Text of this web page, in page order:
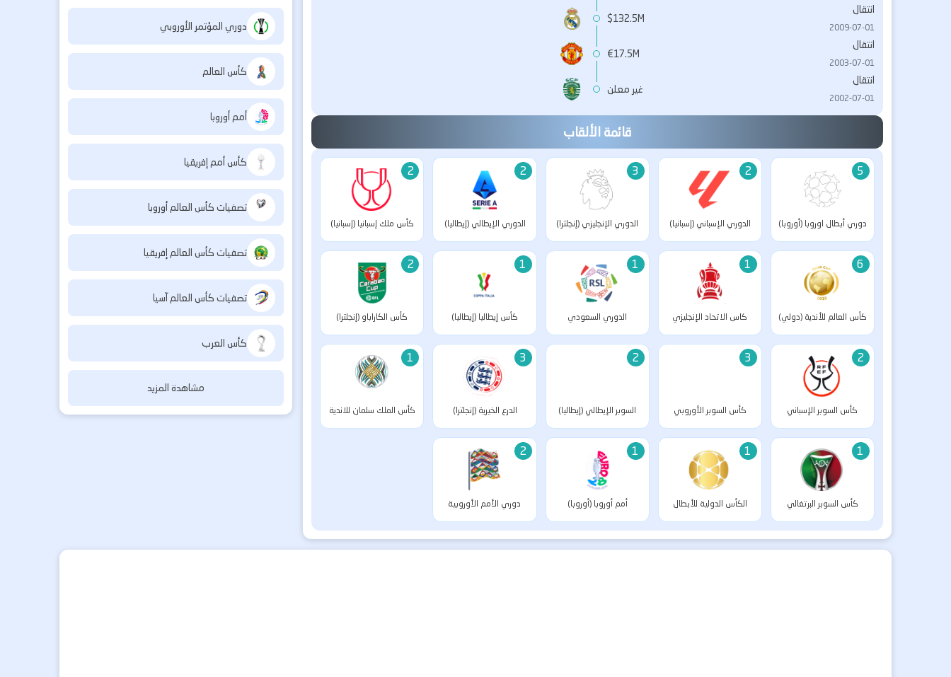
انتقال
2009-07-01
$132.5M
انتقال
2003-07-01
€17.5M
انتقال
2002-07-01
غير معلن
قائمة الألقاب
5
دوري أبطال اوروبا (أوروبا)
2
الدوري الإسباني (إسبانيا)
3
الدوري الإنجليزي (إنجلترا)
2
الدوري الإيطالي (إيطاليا)
2
كأس ملك إسبانيا (إسبانيا)
6
كأس العالم للأندية (دولي)
1
كاس الاتحاد الإنجليزي
(إنجلترا)
1
الدوري السعودي
(السعودية)
1
كأس إيطاليا (إيطاليا)
2
كأس الكاراباو (إنجلترا)
2
كأس السوبر الإسباني
(إسبانيا)
3
كأس السوبر الأوروبي
(أوروبا)
2
السوبر الإيطالي (إيطاليا)
3
الدرع الخيرية (إنجلترا)
1
كأس الملك سلمان للاندية
الابطال (آسيا)
1
كأس السوبر البرتغالي
(البرتغال)
1
الكأس الدولية للأبطال
(دولي)
1
أمم أوروبا (أوروبا)
2
دوري الأمم الأوروبية
(أوروبا)
دوري المؤتمر الأوروبي
كأس العالم
أمم أوروبا
كأس أمم إفريقيا
تصفيات كأس العالم أوروبا
تصفيات كأس العالم إفريقيا
تصفيات كأس العالم آسيا
كأس العرب
مشاهدة المزيد